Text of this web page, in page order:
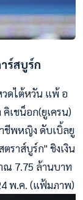
ร์สบูร์ก
ดไต้หวัน แพ้ อ
คิเชน็อก(ยูเครน)
ชีพหญิง ดับเบิ้ลยู
ราส์บูร์ก" ชิงเงิน
ณ 7.75 ล้านบาท
พ.ค. (แฟ้มภาพ)